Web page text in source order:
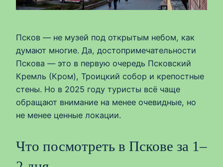
Псков — не музей под открытым небом, как
думают многие. Да, достопримечательности
Пскова — это в первую очередь Псковский
Кремль (Кром), Троицкий собор и крепостные
стены. Но в 2025 году туристы всё чаще
обращают внимание на менее очевидные, но
не менее ценные локации.
Что посмотреть в Пскове за 1–